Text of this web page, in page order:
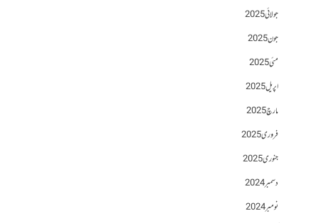
جولائی 2025
جون 2025
مئی 2025
اپریل 2025
مارچ 2025
فروری 2025
جنوری 2025
دسمبر 2024
نومبر 2024